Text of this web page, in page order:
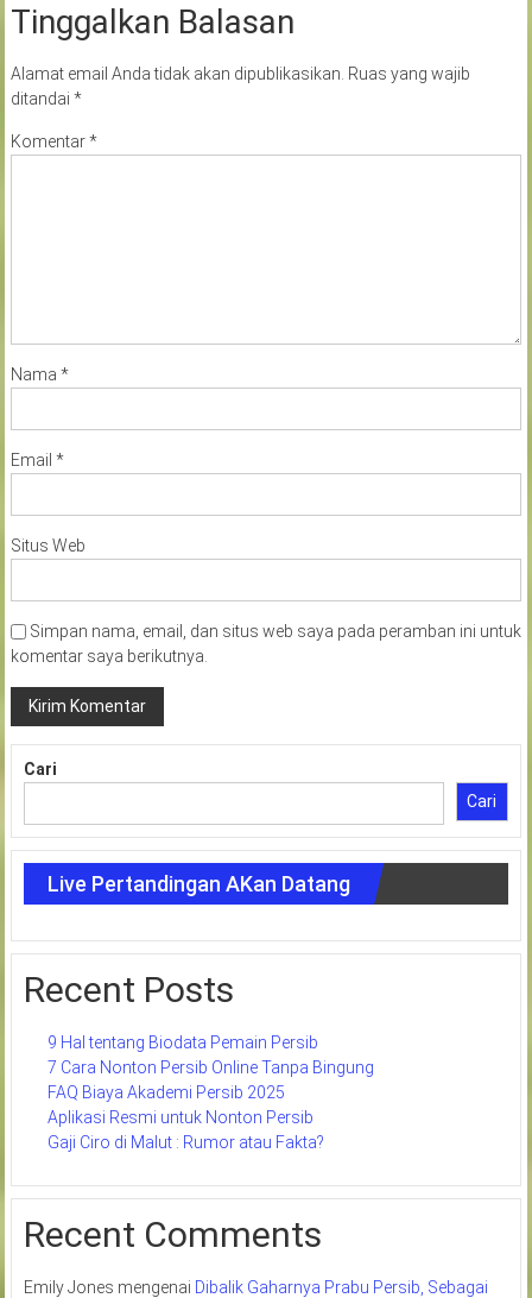
Tinggalkan Balasan
Alamat email Anda tidak akan dipublikasikan. Ruas yang wajib
ditandai *
Komentar*
Nama *
Email *
Situs Web
Simpan nama, email, dan situs web saya pada peramban ini untuk
komentar saya berikutnya.
Cari
Cari
Live Pertandingan AKan Datang
Recent Posts
9 Hal tentang Biodata Pemain Persib
7 Cara Nonton Persib Online Tanpa Bingung
FAQ Biaya Akademi Persib 2025
Aplikasi Resmi untuk Nonton Persib
Gaji Ciro di Malut : Rumor atau Fakta?
Recent Comments
Emily Jones mengenai Dibalik Gaharnya Prabu Persib, Sebagai